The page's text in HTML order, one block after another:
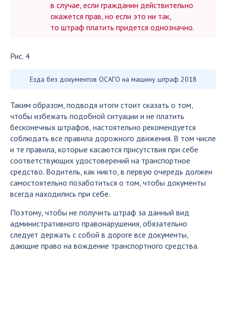
в случае, если гражданин действительно
окажется прав, но если это ни так,
то штраф платить придется однозначно.
Рис. 4
Езда без документов ОСАГО на машину штраф 2018
Таким образом, подводя итоги стоит сказать о том,
чтобы избежать подобной ситуации и не платить
бесконечных штрафов, настоятельно рекомендуется
соблюдать все правила дорожного движения. В том числе
и те правила, которые касаются присутствия при себе
соответствующих удостоверений на транспортное
средство. Водитель, как никто, в первую очередь должен
самостоятельно позаботиться о том, чтобы документы
всегда находились при себе.
Поэтому, чтобы не получить штраф за данный вид
административного правонарушения, обязательно
следует держать с собой в дороге все документы,
дающие право на вождение транспортного средства.